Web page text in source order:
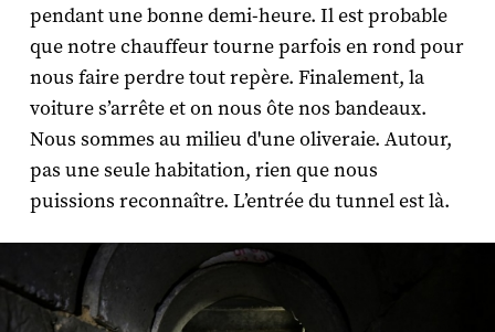
pendant une bonne demi-heure. Il est probable
que notre chauffeur tourne parfois en rond pour
nous faire perdre tout repère. Finalement, la
voiture s’arrête et on nous ôte nos bandeaux.
Nous sommes au milieu d'une oliveraie. Autour,
pas une seule habitation, rien que nous
puissions reconnaître. L’entrée du tunnel est là.